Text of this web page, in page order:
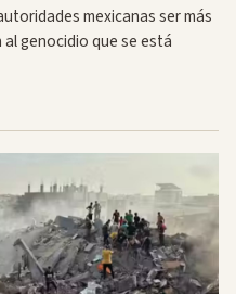
mexicanas ser más
genocidio que se está